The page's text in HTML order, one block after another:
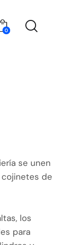
0
se unen
de
los
para